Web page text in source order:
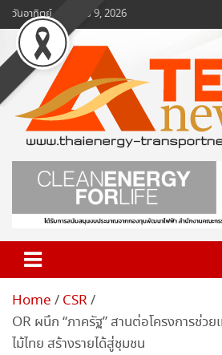
Skip
to
content
วันอาทิตย์, สิงหาคม 9, 2026
www.ten-
ข่าวพลังงานและคมนาคม
Home
CSR
OR ผนึก “ภาครัฐ” สานต่อโครงการช่ว
ไม้ไทย สร้างรายได้สู่ชุมชน